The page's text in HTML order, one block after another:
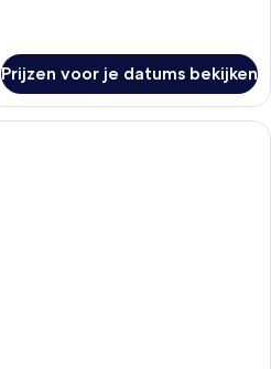
Prijzen voor je datums bekijken
Een hotelkamer met twee bedden,